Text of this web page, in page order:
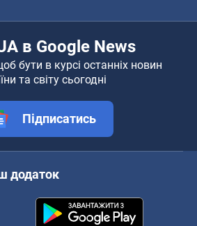
в Google News
бути в курсі останніх новин
та світу сьогодні
Підписатись
додаток